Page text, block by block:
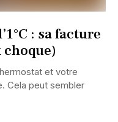
: sa facture
choque)
et votre
Cela peut sembler